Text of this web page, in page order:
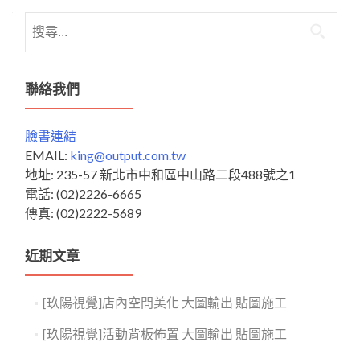
尋
鍵
字:
聯絡我們
臉書連結
EMAIL: king@output.com.tw
地址: 235-57 新北市中和區中山路二段488號之1
電話: (02)2226-6665
傳真: (02)2222-5689
近期文章
[玖陽視覺]店內空間美化 大圖輸出 貼圖施工
[玖陽視覺]活動背板佈置 大圖輸出 貼圖施工